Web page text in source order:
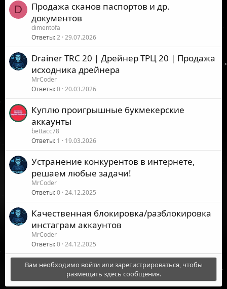
D
Продажа сканов паспортов и др.
документов
dimentofa
Ответы 2 29.07.2026
Drainer TRC 20 | Дрейнер ТРЦ 20 | Продажа
исходника дрейнера
MrCoder
Ответы 0 20.03.2026
Куплю проигрышные букмекерские
аккаунты
bettacc78
Ответы 1 19.03.2026
Устранение конкурентов в интернете,
решаем любые задачи!
MrCoder
Ответы 0 24.12.2025
Качественная блокировка/разблокировка
инстаграм аккаунтов
MrCoder
Ответы 0 24.12.2025
Вам необходимо войти или зарегистрироваться, чтобы
размещать здесь сообщения.